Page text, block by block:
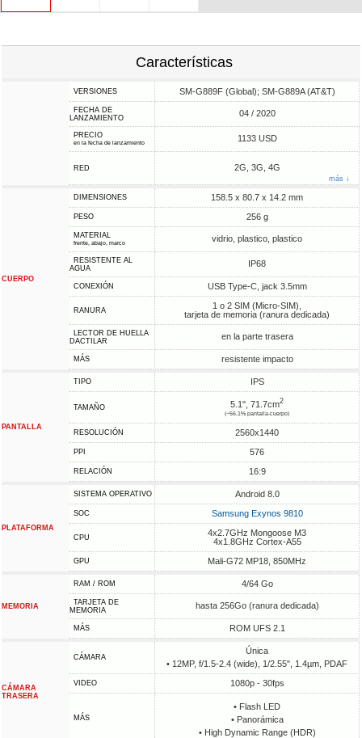
Características
VERSIONES SM-G889F (Global); SM-G889A (AT&T)
FECHA DE
LANZAMIENTO
04 / 2020
PRECIO
en la fecha de lanzamiento 1133 USD
RED 2G, 3G, 4G
más ↓
CUERPO
DIMENSIONES 158.5 x 80.7 x 14.2 mm
PESO 256 g
MATERIAL
frente, abajo, marco vidrio, plastico, plastico
RESISTENTE AL
AGUA
IP68
CONEXIÓN USB Type-C, jack 3.5mm
RANURA
1 o 2 SIM (Micro-SIM),
tarjeta de memoria (ranura dedicada)
LECTOR DE HUELLA
DACTILAR
en la parte trasera
MÁS resistente impacto
PANTALLA
TIPO IPS
TAMAÑO 5.1", 71.7cm2
(~56.1% pantalla-cuerpo)
RESOLUCIÓN 2560x1440
PPI 576
RELACIÓN 16:9
PLATAFORMA
SISTEMA OPERATIVO Android 8.0
SOC Samsung Exynos 9810
CPU
4x2.7GHz Mongoose M3
4x1.8GHz Cortex-A55
GPU Mali-G72 MP18, 850MHz
MEMORIA
RAM / ROM 4/64 Go
TARJETA DE
MEMORIA
hasta 256Go (ranura dedicada)
MÁS ROM UFS 2.1
CÁMARA
TRASERA
CÁMARA
Única
• 12MP, f/1.5-2.4 (wide), 1/2.55", 1.4µm, PDAF
VIDEO 1080p - 30fps
MÁS
• Flash LED
• Panorámica
• High Dynamic Range (HDR)